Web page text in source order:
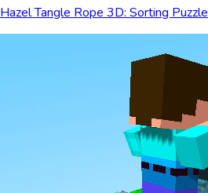
Hazel Tangle Rope 3D: Sorting Puzzle